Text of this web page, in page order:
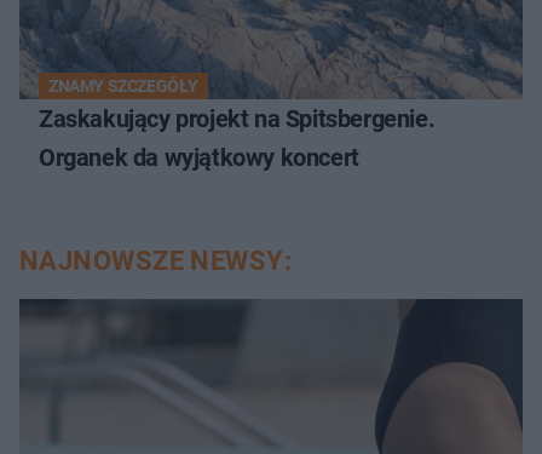
ZNAMY SZCZEGÓŁY
Zaskakujący projekt na Spitsbergenie.
Organek da wyjątkowy koncert
NAJNOWSZE NEWSY: